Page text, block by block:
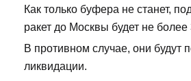
Как только буфера не станет,
ракет до Москвы будет не более
В противном случае, они будут
ликвидации.